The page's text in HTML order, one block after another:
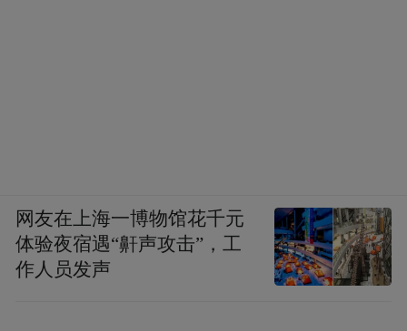
网友在上海一博物馆花千元
体验夜宿遇“鼾声攻击”，工
作人员发声